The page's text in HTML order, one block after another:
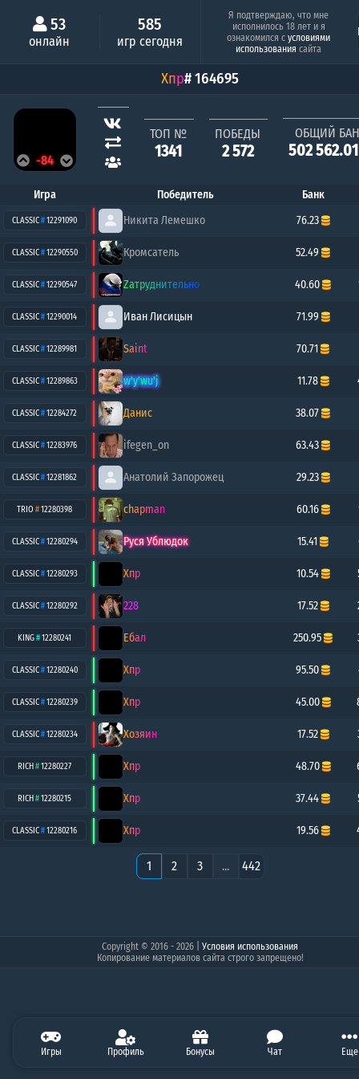
4.71 10.00 0.00
Игры Профиль Бонусы Чат Еще
53
онлайн
585
игр сегодня
Минимальный шанс
Люся
0.63%
Я подтверждаю, что мне
исполнилось 18 лет и я
ознакомился сусловиями
использования сайта
Хпр# 164695
-84
ТОП №
1341
ПОБЕДЫ
2 572
ОБЩИЙ
502
Игра Победитель Банк
CLASSIC#12291090 Никита Лемешко 76.23
CLASSIC#12290550 Кромсатель 52.49
CLASSIC#12290547 Zатруднительно 40.60
CLASSIC#12290014 Иван Лисицын 71.99
CLASSIC#12289981 Saint 70.71
CLASSIC#12289863 w'y'wu'j 11.78
CLASSIC#12284272 Данис 38.07
CLASSIC#12283976 ifegen_on 63.43
CLASSIC#12281862 Анатолий Запорожец 29.23
TRIO #12280398 chapman 60.16
CLASSIC#12280294 Руся Ублюдок 15.41
CLASSIC#12280293 Хпр 10.54
CLASSIC#12280292 228 17.52
KING#12280241 Ебал 250.95
CLASSIC#12280240 Хпр 95.50
CLASSIC#12280239 Хпр 45.00
CLASSIC#12280234 Хозяин 17.52
RICH#12280227 Хпр 48.70
RICH#12280215 Хпр 37.44
CLASSIC#12280216 Хпр 19.56
1 2 3 ... 442
Copyright © 2016 - 2026 |Условия использования
Копирование материалов сайта строго запрещено!